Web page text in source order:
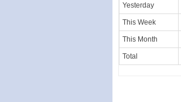
Yesterday
This Week
This Month
Total